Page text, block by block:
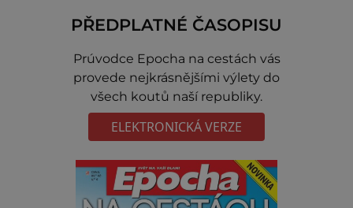
PŘEDPLATNÉ ČASOPISU
Prúvodce Epocha na cestách vás
provede nejkrásnějšími výlety do
všech koutů naší republiky.
ELEKTRONICKÁ VERZE